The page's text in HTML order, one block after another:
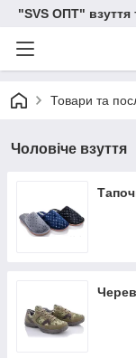
"SVS ОПТ" взуття
Товари та
Чоловіче взуття